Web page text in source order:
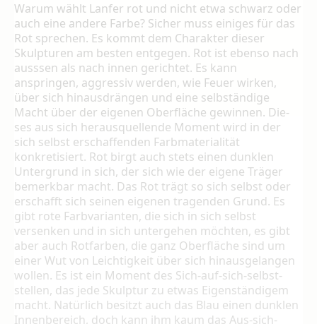
Warum wählt Lanfer rot und nicht etwa schwarz oder
auch eine andere Farbe? Sicher muss einiges für das
Rot sprechen. Es kommt dem Charakter dieser
Skulpturen am besten entgegen. Rot ist ebenso nach
ausssen als nach innen gerichtet. Es kann
anspringen, ag­gressiv werden, wie Feuer wirken,
über sich hinausdrängen und eine selbständige
Macht über der eigenen Oberfläche gewinnen. Die­
ses aus sich herausquellende Moment wird in der
sich selbst erschaffenden Farbmaterialität
konkretisiert. Rot birgt auch stets einen dunk­len
Untergrund in sich, der sich wie der eigene Träger
bemerkbar macht. Das Rot trägt so sich selbst oder
erschafft sich seinen eigenen tra­genden Grund. Es
gibt rote Farbvarianten, die sich in sich selbst
versenken und in sich unter­gehen möchten, es gibt
aber auch Rotfarben, die ganz Oberfläche sind um
einer Wut von Leichtigkeit über sich hinausgelangen
wollen. Es ist ein Moment des Sich-auf-sich-selbst-
stellen, das jede Skulptur zu etwas Eigenstän­digem
macht. Natürlich besitzt auch das Blau einen dunklen
Innenbereich, doch kann ihm kaum das Aus-sich-